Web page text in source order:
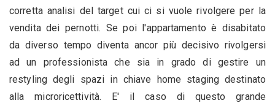
corretta analisi del target cui ci si vuole rivolgere per la
vendita dei pernotti. Se poi l'appartamento è disabitato
da diverso tempo diventa ancor più decisivo rivolgersi
ad un professionista che sia in grado di gestire un
restyling degli spazi in chiave home staging destinato
alla microricettività. E' il caso di questo grande